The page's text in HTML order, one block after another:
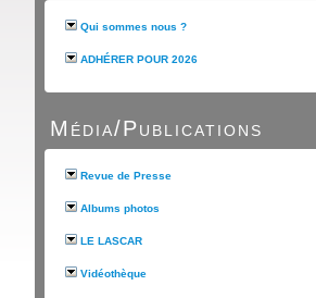
Qui sommes nous ?
ADHÉRER POUR 2026
Média/Publications
Revue de Presse
Albums photos
LE LASCAR
Vidéothèque